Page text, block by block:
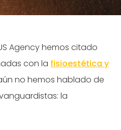
Agency hemos citado
con la fisioestética y
no hemos hablado de
la